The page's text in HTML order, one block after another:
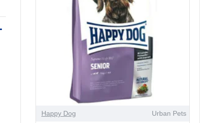
Happy Dog Urban Pets